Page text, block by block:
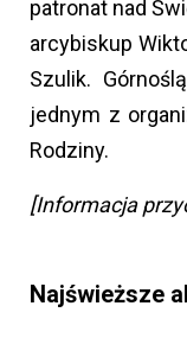
patronat nad
arcybiskup
Szulik.
jednym z
Rodziny.
[Informacja
Najświeższe